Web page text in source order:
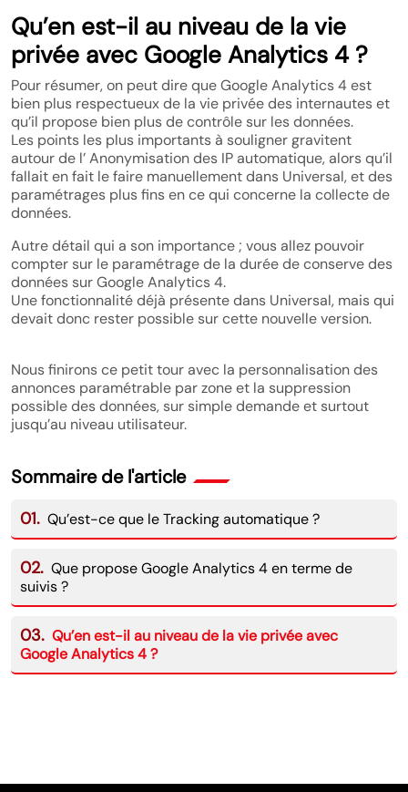
Qu’en est-il au niveau de la vie
privée avec Google Analytics 4 ?
Pour résumer, on peut dire que Google Analytics 4 est
bien plus respectueux de la vie privée des internautes et
qu’il propose bien plus de contrôle sur les données.
Les points les plus importants à souligner gravitent
autour de l’ Anonymisation des IP automatique, alors qu’il
fallait en fait le faire manuellement dans Universal, et des
paramétrages plus fins en ce qui concerne la collecte de
données.
Autre détail qui a son importance ; vous allez pouvoir
compter sur le paramétrage de la durée de conserve des
données sur Google Analytics 4.
Une fonctionnalité déjà présente dans Universal, mais qui
devait donc rester possible sur cette nouvelle version.
Nous finirons ce petit tour avec la personnalisation des
annonces paramétrable par zone et la suppression
possible des données, sur simple demande et surtout
jusqu’au niveau utilisateur.
Sommaire de l'article
01. Qu’est-ce que le Tracking automatique ?
02. Que propose Google Analytics 4 en terme de
suivis ?
03. Qu’en est-il au niveau de la vie privée avec
Google Analytics 4 ?